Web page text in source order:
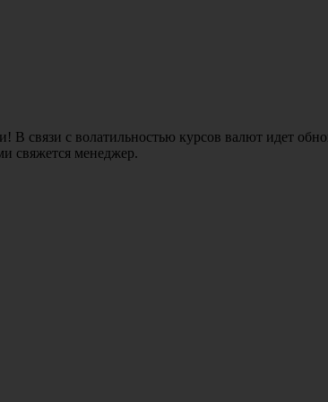
В связи с волатильностью курсов валют идет
свяжется менеджер.